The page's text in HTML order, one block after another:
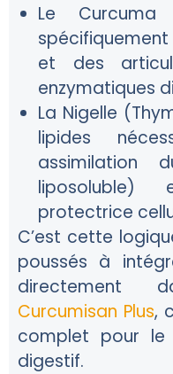
Le Curcuma
et des
enzymatiques
La Nigelle
lipides
assimilation
liposoluble)
protectrice
C’est cette
poussés à
directement
Curcumisan Plus,
complet pour
digestif.